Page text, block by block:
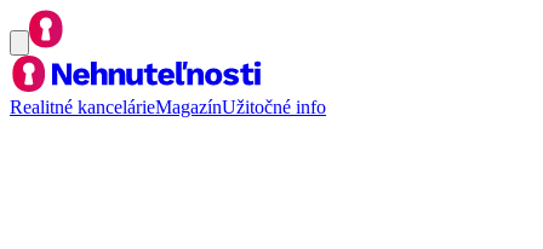
Realitné kancelárieMagazínUžitočné info